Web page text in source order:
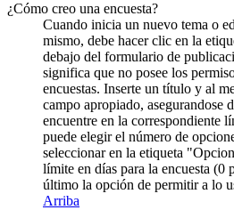
¿Cómo creo una encuesta?
Cuando inicia un nuevo tema o
mismo, debe hacer clic en la
debajo del formulario de
significa que no posee los
encuestas. Inserte un título y al
campo apropiado, asegurandose
encuentre en la correspondiente
puede elegir el número de
seleccionar en la etiqueta
límite en días para la encuesta
último la opción de permitir a lo
Arriba